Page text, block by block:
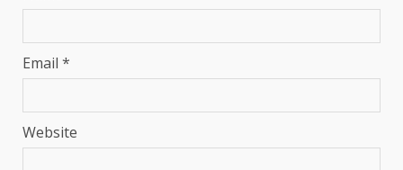
Email *
Website